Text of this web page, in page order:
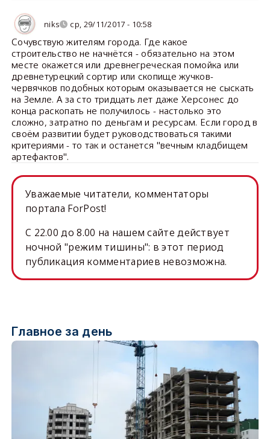
niks ср, 29/11/2017 - 10:58
Сочувствую жителям города. Где какое
строительство не начнётся - обязательно на этом
месте окажется или древнегреческая помойка или
древнетурецкий сортир или скопище жучков-
червячков подобных которым оказывается не сыскать
на Земле. А за сто тридцать лет даже Херсонес до
конца раскопать не получилось - настолько это
сложно, затратно по деньгам и ресурсам. Если город в
своём развитии будет руководствоваться такими
критериями - то так и останется "вечным кладбищем
артефактов".
Уважаемые читатели, комментаторы
портала ForPost!
C 22.00 до 8.00 на нашем сайте действует
ночной "режим тишины": в этот период
публикация комментариев невозможна.
Главное за день